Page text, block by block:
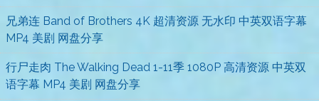
兄弟连 Band of Brothers 4K 超清资源 无水印 中英双语字幕
MP4 美剧 网盘分享
行尸走肉 The Walking Dead 1-11季 1080P 高清资源 中英双
语字幕 MP4 美剧 网盘分享